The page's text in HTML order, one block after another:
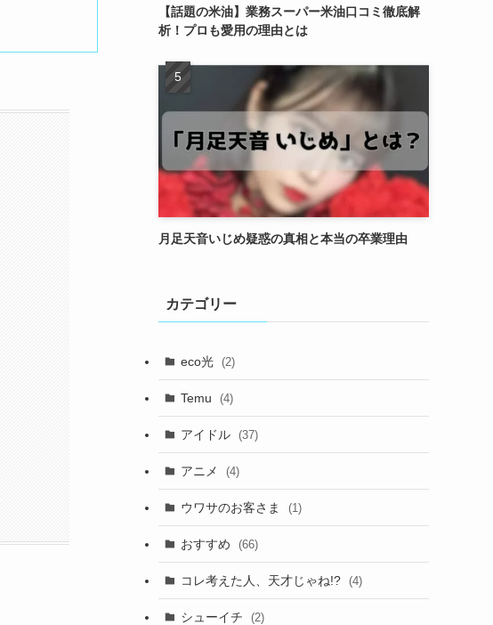
【話題の米油】業務スーパー米油口コミ徹底解
析！プロも愛用の理由とは
月足天音いじめ疑惑の真相と本当の卒業理由
カテゴリー
eco光 (2)
Temu (4)
アイドル (37)
アニメ (4)
ウワサのお客さま (1)
おすすめ (66)
コレ考えた人、天才じゃね!? (4)
シューイチ (2)